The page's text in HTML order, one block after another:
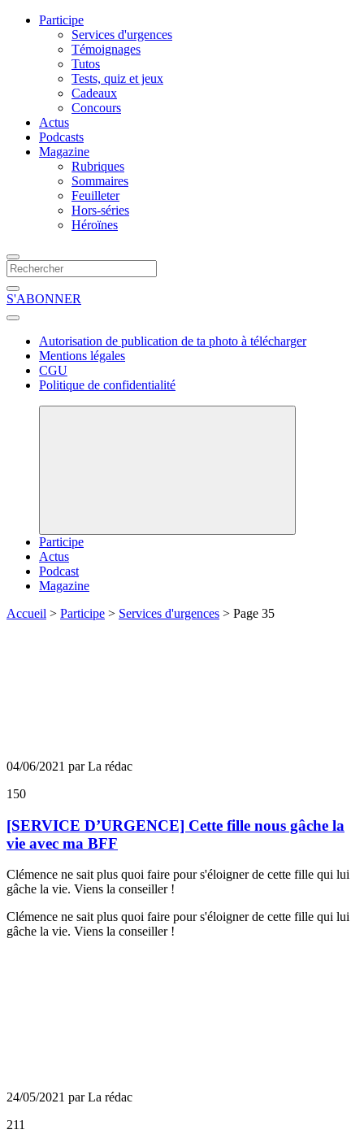
Participe
Services d'urgences
Témoignages
Tutos
Tests, quiz et jeux
Cadeaux
Concours
Actus
Podcasts
Magazine
Rubriques
Sommaires
Feuilleter
Hors-séries
Héroïnes
S'ABONNER
Autorisation de publication de ta photo à télécharger
Mentions légales
CGU
Politique de confidentialité
Participe
Actus
Podcast
Magazine
Accueil > Participe > Services d'urgences > Page 35
04/06/2021 par La rédac
150
[SERVICE D’URGENCE] Cette fille nous gâche la
vie avec ma BFF
Clémence ne sait plus quoi faire pour s'éloigner de cette fille qui lui
gâche la vie. Viens la conseiller !
Clémence ne sait plus quoi faire pour s'éloigner de cette fille qui lui
gâche la vie. Viens la conseiller !
24/05/2021 par La rédac
211